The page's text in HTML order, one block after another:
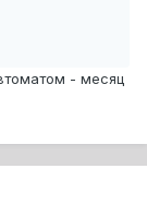
- месяц